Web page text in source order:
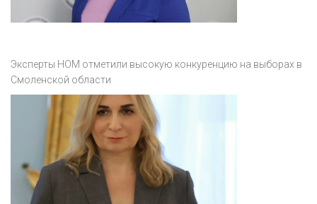
Эксперты НОМ отметили высокую конкуренцию на выборах в
Смоленской области